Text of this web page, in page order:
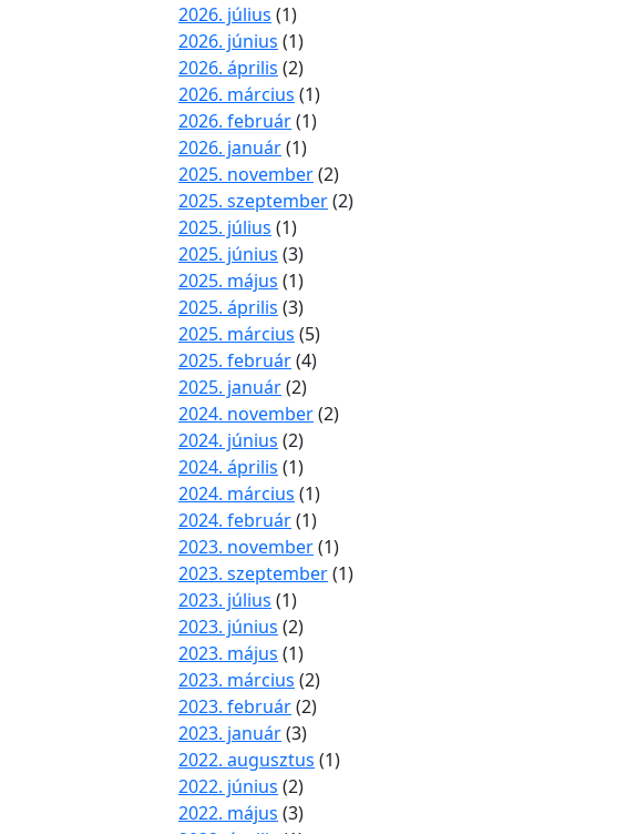
2026. július (1)
2026. június (1)
2026. április (2)
2026. március (1)
2026. február(1)
2026. január(1)
2025. november(2)
2025. szeptember(2)
2025. július (1)
2025. június (3)
2025. május (1)
2025. április (3)
2025. március (5)
2025. február(4)
2025. január(2)
2024. november(2)
2024. június (2)
2024. április (1)
2024. március (1)
2024. február(1)
2023. november(1)
2023. szeptember(1)
2023. július (1)
2023. június (2)
2023. május (1)
2023. március (2)
2023. február(2)
2023. január(3)
2022. augusztus (1)
2022. június (2)
2022. május (3)